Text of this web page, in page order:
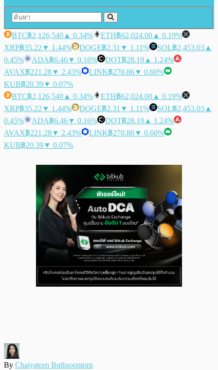
BTC฿2,126,540 ▲ 0.34% ETH฿62,024.00 ▲ 0.19%
XRP฿35.22 ▼ 1.44% DOGE฿2.31 ▼ 1.11% SOL฿2,453.03 ▲
0.45%
ADA฿6.46▼ 0.16% DOT฿28.19 ▲ 1.24%
AVAX฿221.28▼ 2.43% LINK฿270.86▼ 0.60%
KUB฿20.39▼ 0.07%
BTC฿2,126,540 ▲ 0.34% ETH฿62,024.00 ▲ 0.19%
XRP฿35.22 ▼ 1.44% DOGE฿2.31 ▼ 1.11% SOL฿2,453.03 ▲
0.45%
ADA฿6.46▼ 0.16% DOT฿28.19 ▲ 1.24%
AVAX฿221.28▼ 2.43% LINK฿270.86▼ 0.60%
KUB฿20.39▼ 0.07%
By Chaiyatorn Buthsoontorn